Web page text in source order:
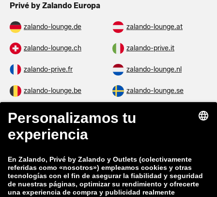
Privé by Zalando Europa
zalando-lounge.de zalando-lounge.at
zalando-lounge.ch zalando-prive.it
zalando-prive.fr zalando-lounge.nl
zalando-lounge.be zalando-lounge.se
zalando-lounge.fi
zalando-lounge.co.uk
zalando-prive.es
zalando-lounge.lt zalando-lounge.sk